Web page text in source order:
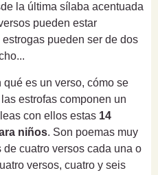
la última sílaba acentuada
pueden estar
pueden ser de dos
es un verso, cómo se
estrofas componen un
con ellos estas 14
niños. Son poemas muy
cuatro versos cada una o
versos, cuatro y seis